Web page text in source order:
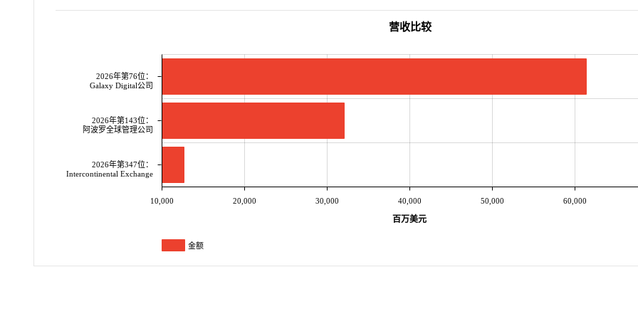
2026年第76位：
Galaxy Digital公司
2026年第143位：
阿波罗全球管理公司
2026年第347位：
Intercontinental Exchange
10,000 20,000 30,000 40,000 50,000 60,000
百万美元
营收比较
金额